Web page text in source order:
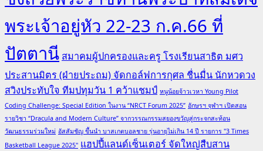
พระเจ้าอยู่หัว 22-23 ก.ค.66 ที่
ปัตตานี สมาคมผู้ปกครองและครู โรงเรียนสาธิต มศว
ประสานมิตร (ฝ่ายประถม) จัดกอล์ฟการกุศล ชื่นมื่น นักหวดวง
สวิงประทับใจ ทีมปทุมวัน 1 คว้าแชมป์ หนูน้อยจ้าวเวหา Young Pilot
Coding Challenge: Special Edition ในงาน “NRCT Forum 2025” อักษรฯ จุฬาฯ เปิดสอน
รายวิชา “Dracula and Modern Culture” จากวรรณกรรมสยองขวัญสู่กระจกสะท้อน
วัฒนธรรมร่วมใหม่ อัสสัมชัญ ขึ้นนำ บาสเกตบอลชาย รุ่นอายุไม่เกิน 14 ปี รายการ "3 Times
Basketball League 2025" แฮปปี้แลนด์เซ็นเตอร์ จัดใหญ่สืบสาน